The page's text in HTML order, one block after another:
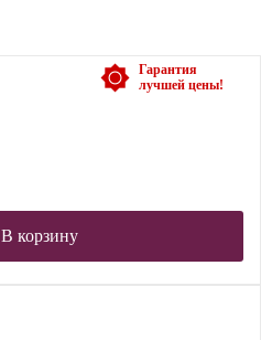
Гарантия
лучшей цены!
В корзину